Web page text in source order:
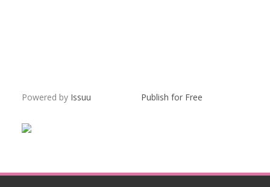
Powered by Issuu Publish for Free